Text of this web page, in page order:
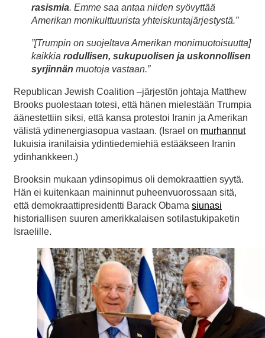
rasismia. Emme saa antaa niiden syövyttää
Amerikan monikulttuurista yhteiskuntajärjestystä.”
”[Trumpin on suojeltava Amerikan monimuotoisuutta]
kaikkia rodullisen, sukupuolisen ja uskonnollisen
syrjinnän muotoja vastaan.”
Republican Jewish Coalition –järjestön johtaja Matthew
Brooks puolestaan totesi, että hänen mielestään Trumpia
äänestettiin siksi, että kansa protestoi Iranin ja Amerikan
välistä ydinenergiasopua vastaan. (Israel on murhannut
lukuisia iranilaisia ydintiedemiehiä estääkseen Iranin
ydinhankkeen.)
Brooksin mukaan ydinsopimus oli demokraattien syytä.
Hän ei kuitenkaan maininnut puheenvuorossaan sitä,
että demokraattipresidentti Barack Obama siunasi
historiallisen suuren amerikkalaisen sotilastukipaketin
Israelille.